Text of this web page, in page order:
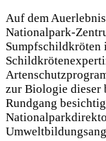
Auf dem
Nationalpark-
Sumpfschildkröten
zur Biologie dieser
Rundgang